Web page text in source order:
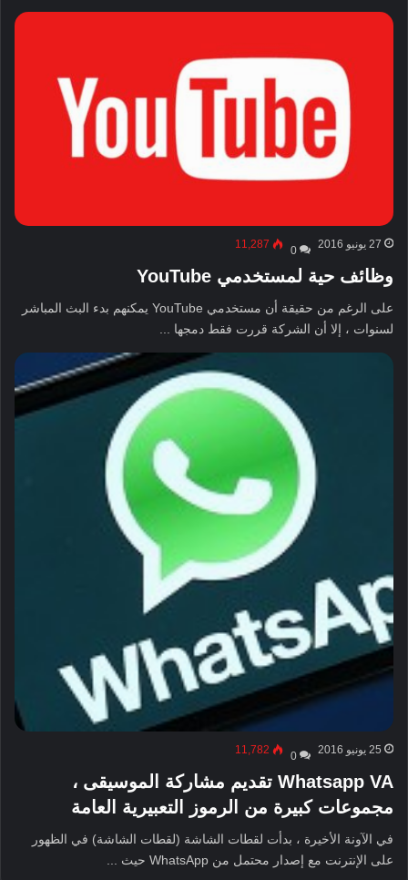
27 يونيو 2016 0
11,287
وظائف حية لمستخدمي YouTube
على الرغم من حقيقة أن مستخدمي YouTube يمكنهم بدء البث المباشر
لسنوات ، إلا أن الشركة قررت فقط دمجها ...
25 يونيو 2016 0
11,782
Whatsapp VA تقديم مشاركة الموسيقى ،
مجموعات كبيرة من الرموز التعبيرية العامة
في الآونة الأخيرة ، بدأت لقطات الشاشة (لقطات الشاشة) في الظهور
على الإنترنت مع إصدار محتمل من WhatsApp حيث ...